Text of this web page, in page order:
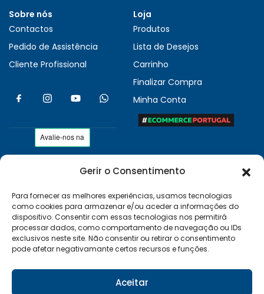
Gerir o Consentimento
Para fornecer as melhores experiências, usamos tecnologias
como cookies para armazenar e/ou aceder a informações do
dispositivo. Consentir com essas tecnologias nos permitirá
processar dados, como comportamento de navegação ou IDs
exclusivos neste site. Não consentir ou retirar o consentimento
pode afetar negativamante certos recursos e funções.
Aceitar
Sobre nós
Contactos
Pedido de Assistência
Cliente Profissional
Loja
Produtos
Lista de Desejos
Carrinho
Finalizar Compra
Minha Conta
As nossas condições
Políticas de Privacidade
Termos e Condições
Entregas e Devoluções
Livro de Reclamações